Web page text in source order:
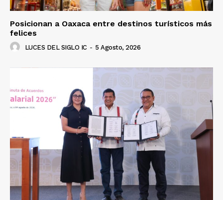
Posicionan a Oaxaca entre destinos turísticos más
felices
LUCES DEL SIGLO IC - 5 Agosto, 2026